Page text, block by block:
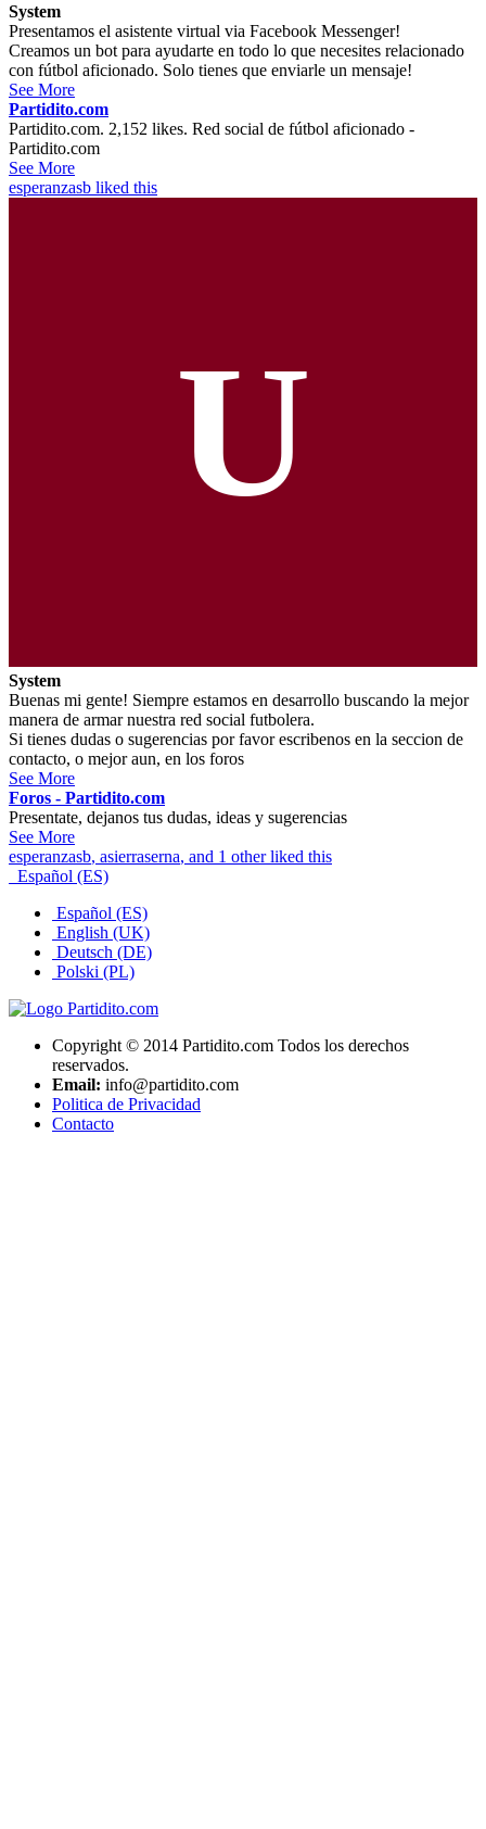
System
Presentamos el asistente virtual via Facebook Messenger!
Creamos un bot para ayudarte en todo lo que necesites relacionado
con fútbol aficionado. Solo tienes que enviarle un mensaje!
See More
Partidito.com
Partidito.com. 2,152 likes. Red social de fútbol aficionado -
Partidito.com
See More
esperanzasb liked this
U
System
Buenas mi gente! Siempre estamos en desarrollo buscando la mejor
manera de armar nuestra red social futbolera.
Si tienes dudas o sugerencias por favor escribenos en la seccion de
contacto, o mejor aun, en los foros
See More
Foros - Partidito.com
Presentate, dejanos tus dudas, ideas y sugerencias
See More
esperanzasb, asierraserna, and 1 other liked this
Español (ES)
Español (ES)
English (UK)
Deutsch (DE)
Polski (PL)
Copyright © 2014 Partidito.com Todos los derechos
reservados.
Email: info@partidito.com
Politica de Privacidad
Contacto